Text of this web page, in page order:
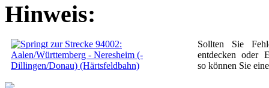
Hinweis:
Sollten Sie
entdecken oder
so können Sie